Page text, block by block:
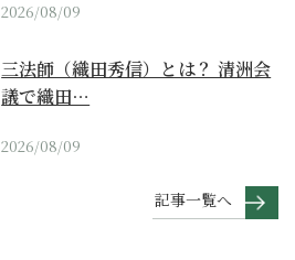
2026/08/09
三法師（織田秀信）とは？ 清洲会
議で織田…
2026/08/09
記事一覧へ